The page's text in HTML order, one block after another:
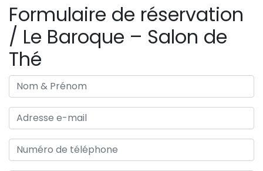
Formulaire de réservation
/ Le Baroque – Salon de
Thé